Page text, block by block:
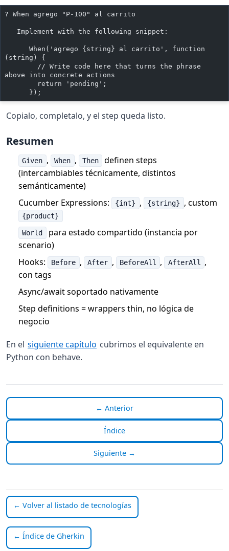
? When agrego "P-100" al carrito
   Implement with the following snippet:
(string) {
above into concrete actions
        return 'pending';
      });
Copialo, completalo, y el step queda listo.
Resumen
Given , When , Then
definen steps
(intercambiables técnicamente, distintos
semánticamente)
Cucumber Expressions:
{int} , {string} , custom
{product}
World
para estado compartido (instancia por
scenario)
Hooks:
Before , After , BeforeAll , AfterAll
,
con tags
Async/await soportado nativamente
Step definitions = wrappers thin, no lógica de
negocio
En el siguiente capítulo cubrimos el equivalente en
Python con behave.
← Anterior
Índice
Siguiente →
← Volver al listado de tecnologías
← Índice de Gherkin